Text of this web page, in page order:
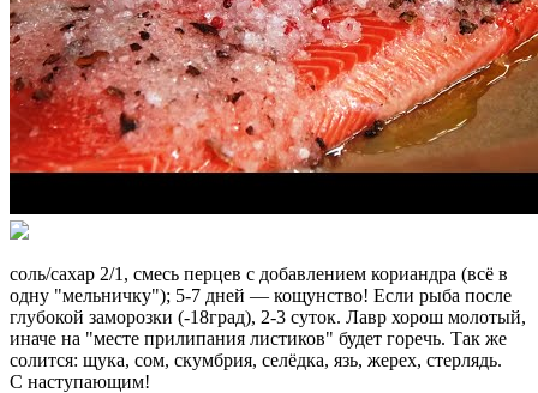
соль/сахар 2/1, смесь перцев с добавлением кориандра (всё в
одну "мельничку"); 5-7 дней — кощунство! Если рыба после
глубокой заморозки (-18град), 2-3 суток. Лавр хорош молотый,
иначе на "месте прилипания листиков" будет горечь. Так же
солится: щука, сом, скумбрия, селёдка, язь, жерех, стерлядь.
С наступающим!